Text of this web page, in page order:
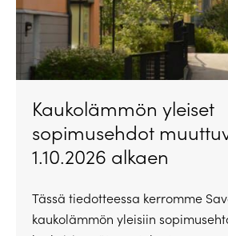
Kaukolämmön yleiset
sopimusehdot
1.10.2026 alkaen
Tässä tiedotteessa kerromme
kaukolämmön yleisiin